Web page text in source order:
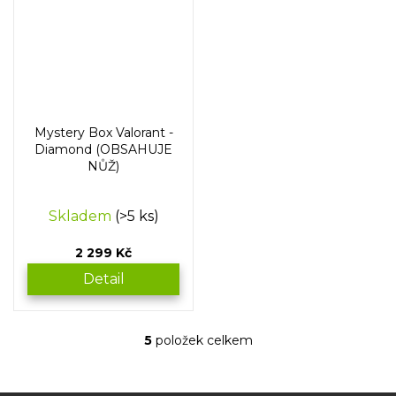
Mystery Box Valorant -
Diamond (OBSAHUJE
NŮŽ)
Skladem (>5 ks)
2 299 Kč
Detail
O
5položek celkem